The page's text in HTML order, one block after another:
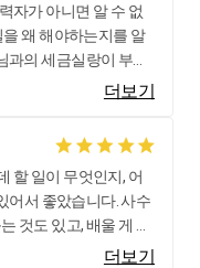
자가 아니면 알 수 없
왜 해야하는지를 알
의 세금실랑이 부분
더보기
할 일이 무엇인지, 어
어서 좋았습니다. 사수
것도 있고, 배울 게 많
이 생긴 것 같아 열심
더보기